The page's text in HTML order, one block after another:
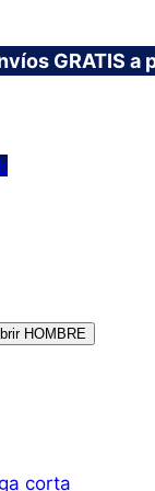
GRATIS a
HOMBRE
corta